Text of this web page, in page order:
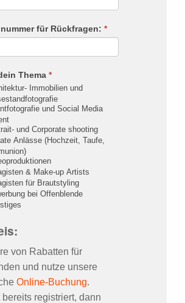
für Rückfragen: *
Thema *
Immobilien und
und Social Media
und Corporate shooting
Anlässe (Hochzeit, Taufe,
& Make-up Artists
für Brautstyling
bei Offenblende
von Rabatten für
und nutze unsere
Online-Buchung.
bereits registriert, dann